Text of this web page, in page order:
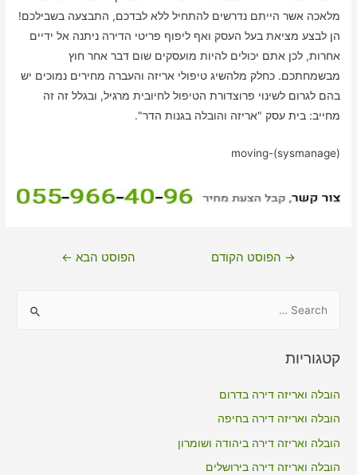
מלאכה אשר הייתם נדרשים להתחיל ללא לבדכם, התבצעה בשבילכם!
הן לבצע מציאת בעל העסק ואף ליפוף פריטי הדירה ניתנה אל ידיים
אחרות, לכן אתם יכולים להיות מועסקים שום דבר אחר חוץ
מבשמחתכם. כחלק מלהשיג טיפולי אריזה והעברה מחירים נמוכים יש
בהם לגרום לשינוי פרוצדורת הטיפול לחיובית מרגיל, ובגלל זה זה
מחייב: בית עסק "אריזה והובלה בגנות הדר".
moving-(sysmanage)
ניווט→ הפוסט הקודם הפוסט הבא ←
r
o
r
קטגוריות
הובלה ואריזה דירה בדרום
הובלה ואריזה דירה בחיפה
הובלה ואריזה דירה ביהודה ושומרון
הובלה ואריזה דירה בירושלים